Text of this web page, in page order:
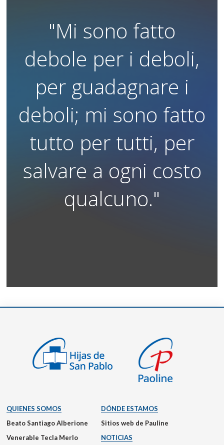
"Mi sono fatto
debole per i deboli,
per guadagnare i
deboli; mi sono fatto
tutto per tutti, per
salvare a ogni costo
qualcuno."
QUIENES SOMOS
Beato Santiago Alberione
Venerable Tecla Merlo
DÓNDE ESTAMOS
Sitios web de Pauline
NOTICIAS